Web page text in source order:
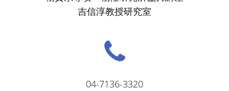
吉信淳教授研究室
04-7136-3320